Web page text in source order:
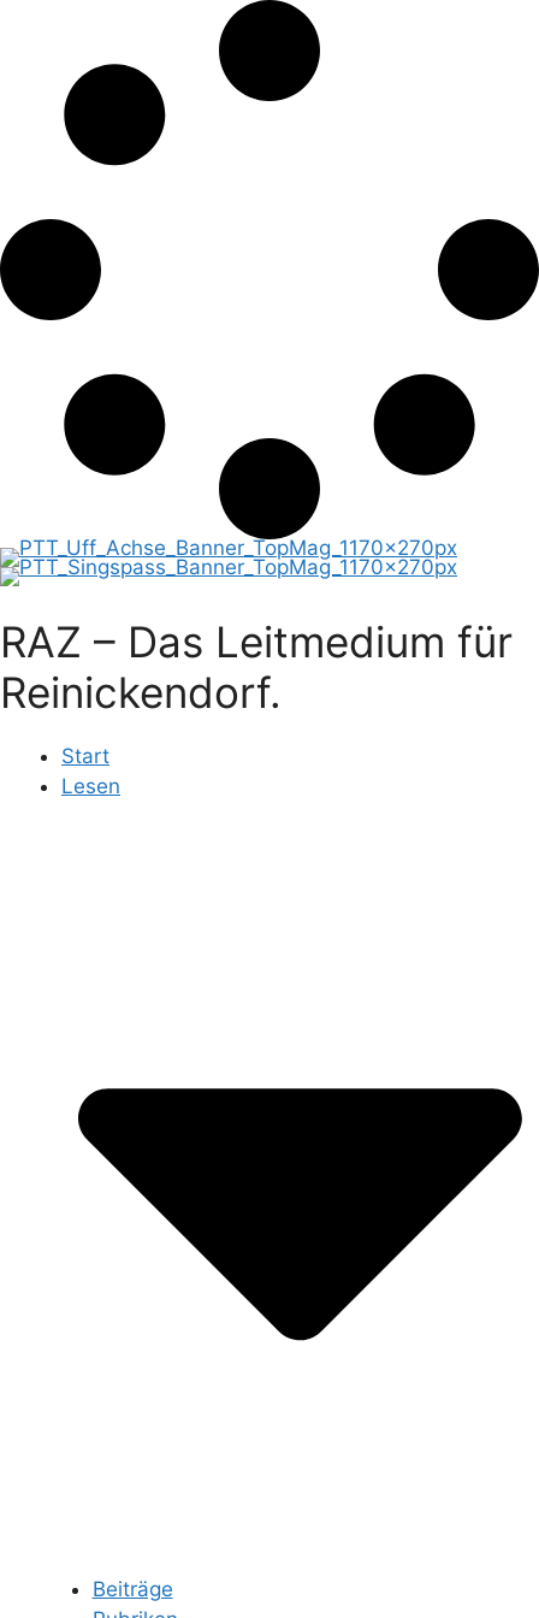
RAZ – Das Leitmedium für
Reinickendorf.
Start
Lesen
Beiträge